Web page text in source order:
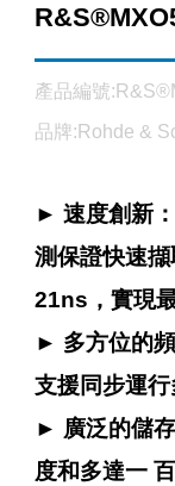
產品編號
品牌:Rohde &
► 速度創新
測保證快速
21ns，實現
► 多方位的
支援同步運
► 廣泛的儲
度和多達一